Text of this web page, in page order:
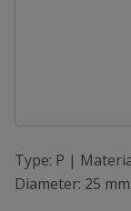
Type: P |
Diameter: 25 mm